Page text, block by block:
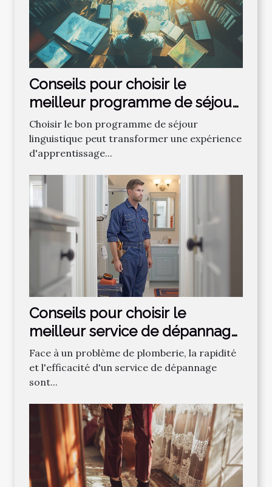
Conseils pour choisir le
meilleur programme de séjour
linguistique
Choisir le bon programme de séjour
linguistique peut transformer une expérience
d'apprentissage...
Conseils pour choisir le
meilleur service de dépannage
plomberie
Face à un problème de plomberie, la rapidité
et l'efficacité d'un service de dépannage
sont...